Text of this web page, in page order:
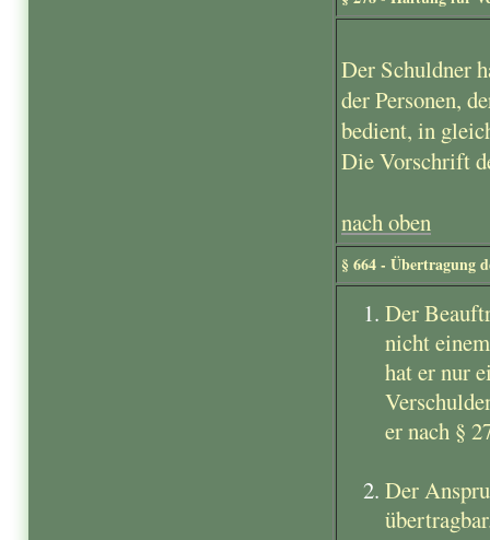
Der Schuldner
der Personen,
bedient, in
Die Vorschrift
nach oben
§ 664 - Übertragung
Der
nicht
hat er nur
er nach §
Der